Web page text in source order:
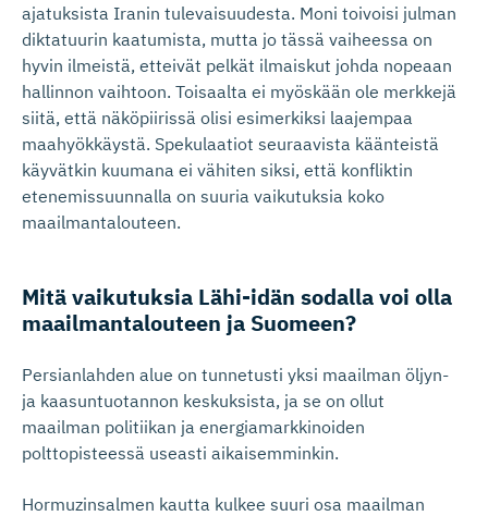
ajatuksista Iranin tulevaisuudesta. Moni toivoisi julman
diktatuurin kaatumista, mutta jo tässä vaiheessa on
hyvin ilmeistä, etteivät pelkät ilmaiskut johda nopeaan
hallinnon vaihtoon. Toisaalta ei myöskään ole merkkejä
siitä, että näköpiirissä olisi esimerkiksi laajempaa
maahyökkäystä. Spekulaatiot seuraavista käänteistä
käyvätkin kuumana ei vähiten siksi, että konfliktin
etenemissuunnalla on suuria vaikutuksia koko
maailmantalouteen.
Mitä vaikutuksia Lähi-idän sodalla voi olla
maailmanta­louteen ja Suomeen?
Persianlahden alue on tunnetusti yksi maailman öljyn-
ja kaasuntuotannon keskuksista, ja se on ollut
maailman politiikan ja energiamarkkinoiden
polttopisteessä useasti aikaisemminkin.
Hormuzinsalmen kautta kulkee suuri osa maailman